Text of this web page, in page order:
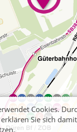
Cookies.
Sie sich